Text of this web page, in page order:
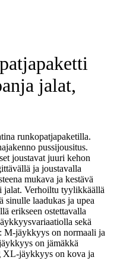
jalat,
runkopatjapaketilla.
pussijousitus.
joustavat juuri kehon
ja joustavalla
mukava ja kestävä
jalat. Verhoiltu tyylikkäällä
sinulle laadukas ja upea
erikseen ostettavalla
sekä
jäykkyys on normaali ja
on jämäkkä
XL-jäykkyys on kova ja